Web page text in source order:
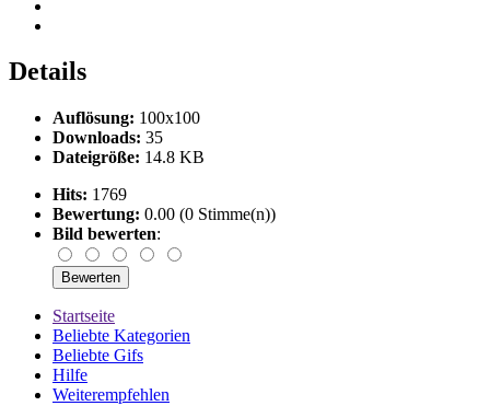
Details
Auflösung: 100x100
Downloads: 35
Dateigröße: 14.8 KB
Hits: 1769
Bewertung: 0.00 (0 Stimme(n))
Bild bewerten:
Startseite
Beliebte Kategorien
Beliebte Gifs
Hilfe
Weiterempfehlen